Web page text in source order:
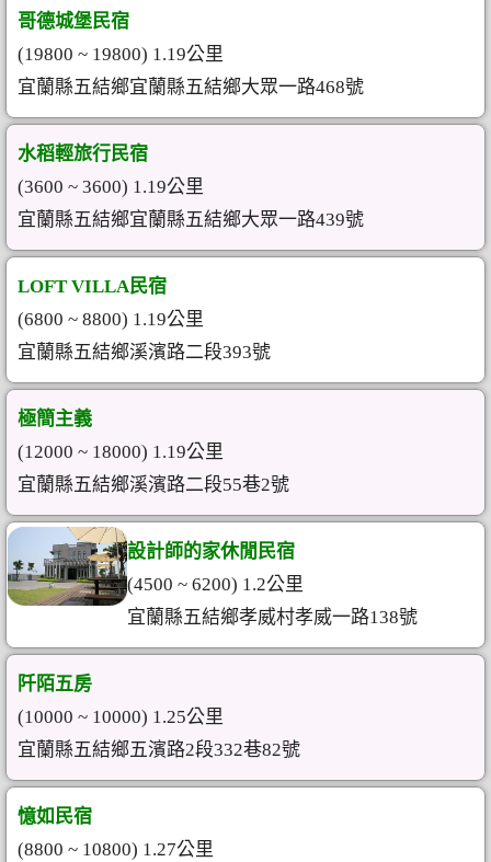
哥德城堡民宿
(19800 ~ 19800) 1.19公里
宜蘭縣五結鄉宜蘭縣五結鄉大眾一路468號
水稻輕旅行民宿
(3600 ~ 3600) 1.19公里
宜蘭縣五結鄉宜蘭縣五結鄉大眾一路439號
LOFT VILLA民宿
(6800 ~ 8800) 1.19公里
宜蘭縣五結鄉溪濱路二段393號
極簡主義
(12000 ~ 18000) 1.19公里
宜蘭縣五結鄉溪濱路二段55巷2號
設計師的家休閒民宿
(4500 ~ 6200) 1.2公里
宜蘭縣五結鄉孝威村孝威一路138號
阡陌五房
(10000 ~ 10000) 1.25公里
宜蘭縣五結鄉五濱路2段332巷82號
憶如民宿
(8800 ~ 10800) 1.27公里